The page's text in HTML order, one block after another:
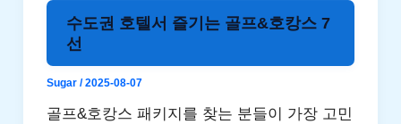
수도권 호텔서 즐기는 골프&호캉스 7
선
Sugar /2025-08-07
골프&호캉스 패키지를 찾는 분들이 가장 고민